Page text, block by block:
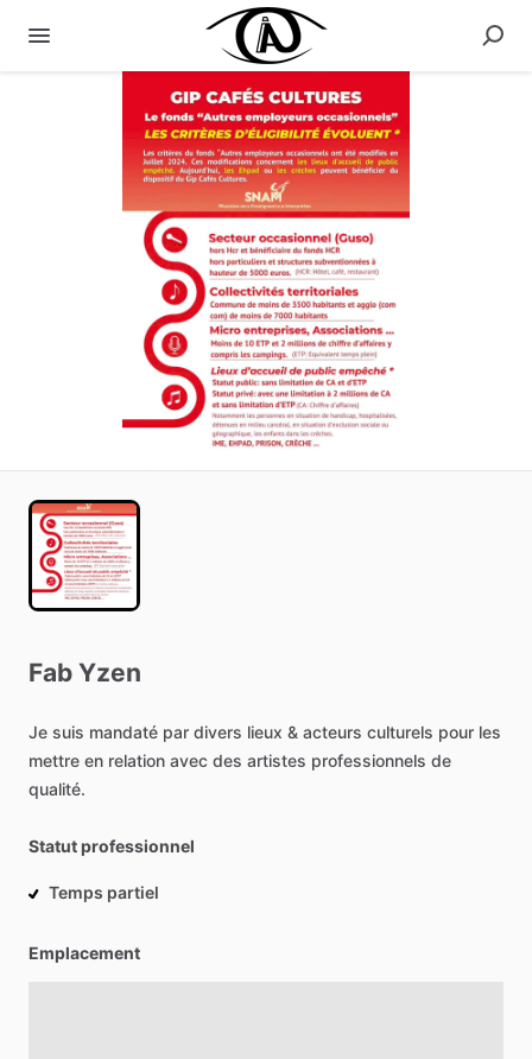
Fab Yzen
Je suis mandaté par divers lieux & acteurs culturels pour les
mettre en relation avec des artistes professionnels de
qualité.
Statut professionnel
Temps partiel
Emplacement